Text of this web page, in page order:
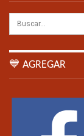
💙 AGREGAR